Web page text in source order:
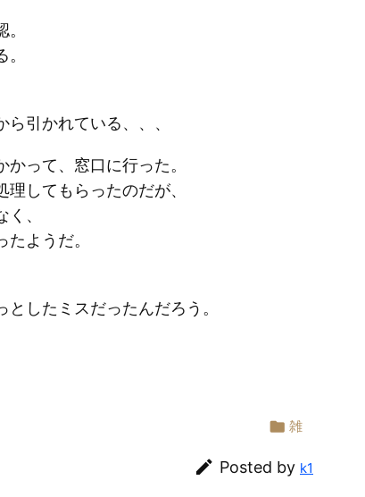
引かれている、、、
って、窓口に行った。
してもらったのだが、
、
ようだ。
したミスだったんだろう。
 雑
 Posted by k1